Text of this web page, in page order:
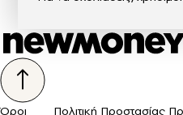
Όροι
Πολιτική Προστασίας